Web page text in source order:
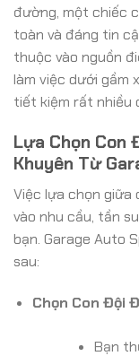
đường, một chiếc
toàn và đáng tin
thuộc vào nguồn
làm việc dưới gầm
tiết kiệm rất nhiều
Lựa Chọn Con
Khuyên Từ
Việc lựa chọn giữa
vào nhu cầu, tần
bạn. Garage Auto
sau:
Chọn Con Đội
Bạn